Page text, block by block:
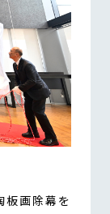
板画除幕を